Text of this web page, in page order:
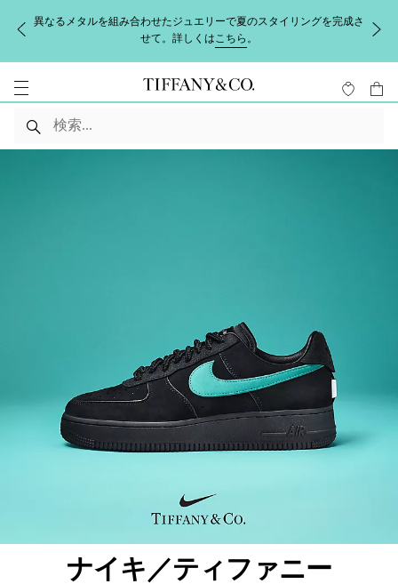
異なるメタルを組み合わせたジュエリーで夏のスタイリングを完成さ
せて。詳しくはこちら 。
ナイキ／ティファニー